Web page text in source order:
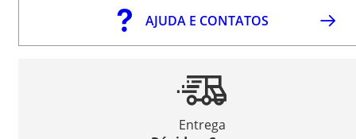
AJUDA E CONTATOS
Entrega